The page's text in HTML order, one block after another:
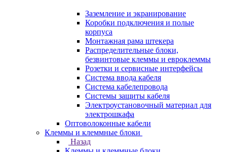
Заземление и экранирование
Коробки подключения и полые
корпуса
Монтажная рама штекера
Распределительные блоки,
безвинтовые клеммы и евроклеммы
Розетки и сервисные интерфейсы
Система ввода кабеля
Система кабелепровода
Системы защиты кабеля
Электроустановочный материал для
электрошкафа
Оптоволоконные кабели
Клеммы и клеммные блоки
Назад